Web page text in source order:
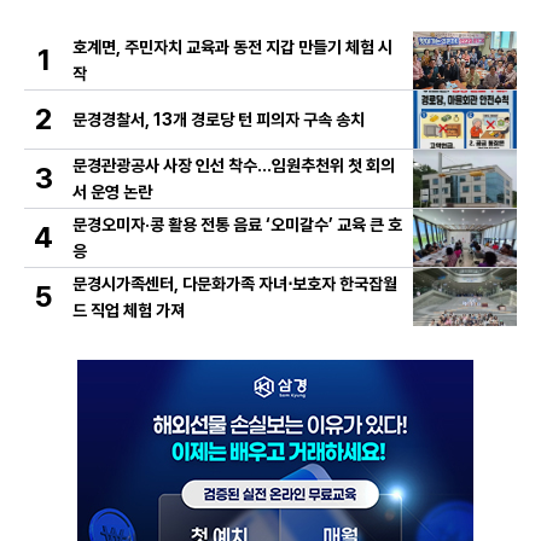
1
호계면, 주민자치 교육과 동전 지갑 만들기 체험 시
작
2 문경경찰서, 13개 경로당 턴 피의자 구속 송치
3
문경관광공사 사장 인선 착수…임원추천위 첫 회의
서 운영 논란
4
문경오미자·콩 활용 전통 음료 ‘오미갈수’ 교육 큰 호
응
5
문경시가족센터, 다문화가족 자녀⋅보호자 한국잡월
드 직업 체험 가져